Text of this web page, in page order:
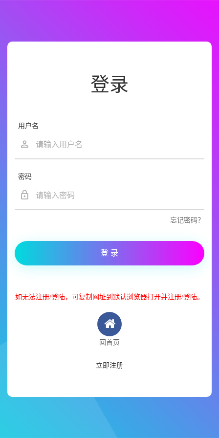
登录
用户名
密码
忘记密码？
登 录
如无法注册/登陆，可复制网址到默认浏览器打开并注册/登陆。
回首页
立即注册